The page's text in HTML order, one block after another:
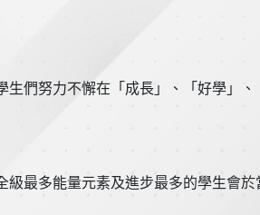
生們努力不懈在「成長」、「好學」
級最多能量元素及進步最多的學生會